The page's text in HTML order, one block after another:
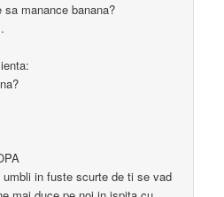
sa manance banana?
in fuste scurte de ti se vad